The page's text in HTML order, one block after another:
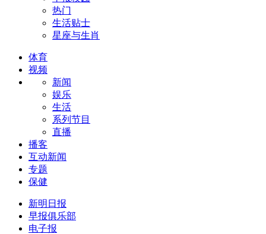
热门
生活贴士
星座与生肖
体育
视频
新闻
娱乐
生活
系列节目
直播
播客
互动新闻
专题
保健
新明日报
早报俱乐部
电子报